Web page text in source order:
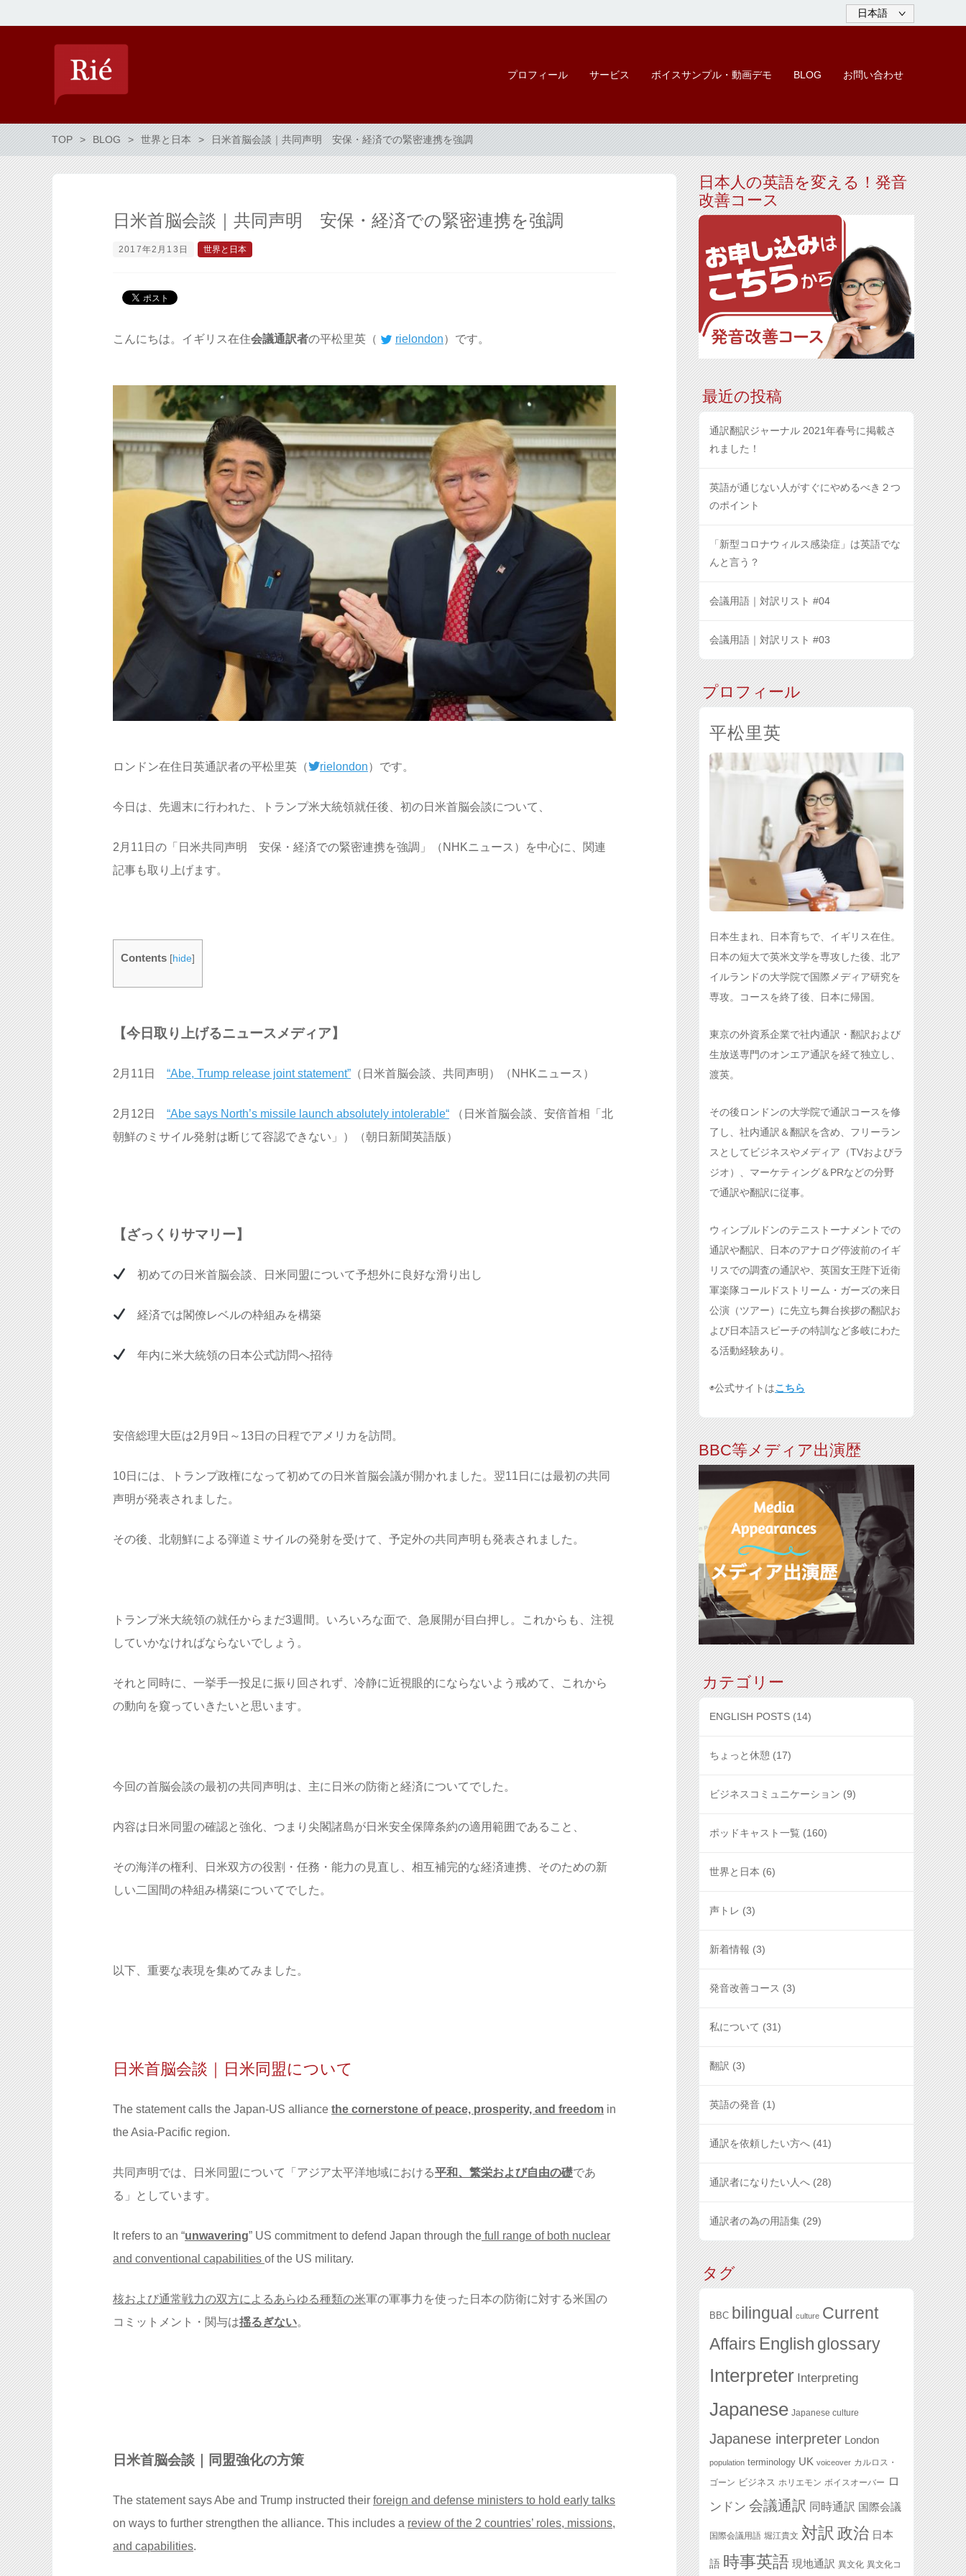
プロフィール サービス ボイスサンプル・動画デモ BLOG お問い合わせ
TOP BLOG 世界と日本 日米首脳会談｜共同声明 安保・経済での緊密連携を強調
日米首脳会談｜共同声明 安保・経済での緊密連携を強調
2017年2月13日 世界と日本
こんにちは。イギリス在住会議通訳者の平松里英（ rielondon）です。
ロンドン在住日英通訳者の平松里英（ rielondon）です。
今日は、先週末に行われた、トランプ米大統領就任後、初の日米首脳会談について、
2月11日の「日米共同声明 安保・経済での緊密連携を強調」（NHKニュース）を中心に、関連
記事も取り上げます。
Contents [hide]
【今日取り上げるニュースメディア】
2月11日 “Abe, Trump release joint statement” （日米首脳会談、共同声明）（NHKニュース）
2月12日 “Abe says North’s missile launch absolutely intolerable“ （日米首脳会談、安倍首相「北
朝鮮のミサイル発射は断じて容認できない」）（朝日新聞英語版）
【ざっくりサマリー】
初めての日米首脳会談、日米同盟について予想外に良好な滑り出し
経済では閣僚レベルの枠組みを構築
年内に米大統領の日本公式訪問へ招待
安倍総理大臣は2月9日～13日の日程でアメリカを訪問。
10日には、トランプ政権になって初めての日米首脳会議が開かれました。翌11日には最初の共同
声明が発表されました。
その後、北朝鮮による弾道ミサイルの発射を受けて、予定外の共同声明も発表されました。
トランプ米大統領の就任からまだ3週間。いろいろな面で、急展開が目白押し。これからも、注視
していかなければならないでしょう。
それと同時に、一挙手一投足に振り回されず、冷静に近視眼的にならないよう戒めて、これから
の動向を窺っていきたいと思います。
今回の首脳会談の最初の共同声明は、主に日米の防衛と経済についてでした。
内容は日米同盟の確認と強化、つまり尖閣諸島が日米安全保障条約の適用範囲であること、
その海洋の権利、日米双方の役割・任務・能力の見直し、相互補完的な経済連携、そのための新
しい二国間の枠組み構築についてでした。
以下、重要な表現を集めてみました。
日米首脳会談｜日米同盟について
The statement calls the Japan-US alliance the cornerstone of peace, prosperity, and freedom in
the Asia-Pacific region.
共同声明では、日米同盟について「アジア太平洋地域における平和、繁栄および自由の礎であ
る」としています。
It refers to an “unwavering” US commitment to defend Japan through the full range of both nuclear
and conventional capabilities of the US military.
核および通常戦力の双方によるあらゆる種類の米軍の軍事力を使った日本の防衛に対する米国の
コミットメント・関与は揺るぎない。
日米首脳会談｜同盟強化の方策
The statement says Abe and Trump instructed their foreign and defense ministers to hold early talks
on ways to further strengthen the alliance. This includes a review of the 2 countries’ roles, missions,
and capabilities.
日本人の英語を変える！発音
改善コース
最近の投稿
通訳翻訳ジャーナル 2021年春号に掲載さ
れました！
英語が通じない人がすぐにやめるべき２つ
のポイント
「新型コロナウィルス感染症」は英語でな
んと言う？
会議用語｜対訳リスト #04
会議用語｜対訳リスト #03
プロフィール
平松里英
日本生まれ、日本育ちで、イギリス在住。
日本の短大で英米文学を専攻した後、北ア
イルランドの大学院で国際メディア研究を
専攻。コースを終了後、日本に帰国。
東京の外資系企業で社内通訳・翻訳および
生放送専門のオンエア通訳を経て独立し、
渡英。
その後ロンドンの大学院で通訳コースを修
了し、社内通訳＆翻訳を含め、フリーラン
スとしてビジネスやメディア（TVおよびラ
ジオ）、マーケティング＆PRなどの分野
で通訳や翻訳に従事。
ウィンブルドンのテニストーナメントでの
通訳や翻訳、日本のアナログ停波前のイギ
リスでの調査の通訳や、英国女王陛下近衛
軍楽隊コールドストリーム・ガーズの来日
公演（ツアー）に先立ち舞台挨拶の翻訳お
よび日本語スピーチの特訓など多岐にわた
る活動経験あり。
◉公式サイトはこちら
BBC等メディア出演歴
カテゴリー
ENGLISH POSTS (14)
ちょっと休憩 (17)
ビジネスコミュニケーション (9)
ポッドキャスト一覧 (160)
世界と日本 (6)
声トレ (3)
新着情報 (3)
発音改善コース (3)
私について (31)
翻訳 (3)
英語の発音 (1)
通訳を依頼したい方へ (41)
通訳者になりたい人へ (28)
通訳者の為の用語集 (29)
タグ
BBC bilingual culture Current
Affairs English glossary
Interpreter Interpreting
Japanese Japanese culture
Japanese interpreter London
population terminology UK voiceover カルロス・
ゴーン ビジネス ホリエモン ボイスオーバー ロ
ンドン 会議通訳 同時通訳 国際会議
国際会議用語 堀江貴文 対訳 政治 日本
語 時事英語 現地通訳 異文化 異文化コ